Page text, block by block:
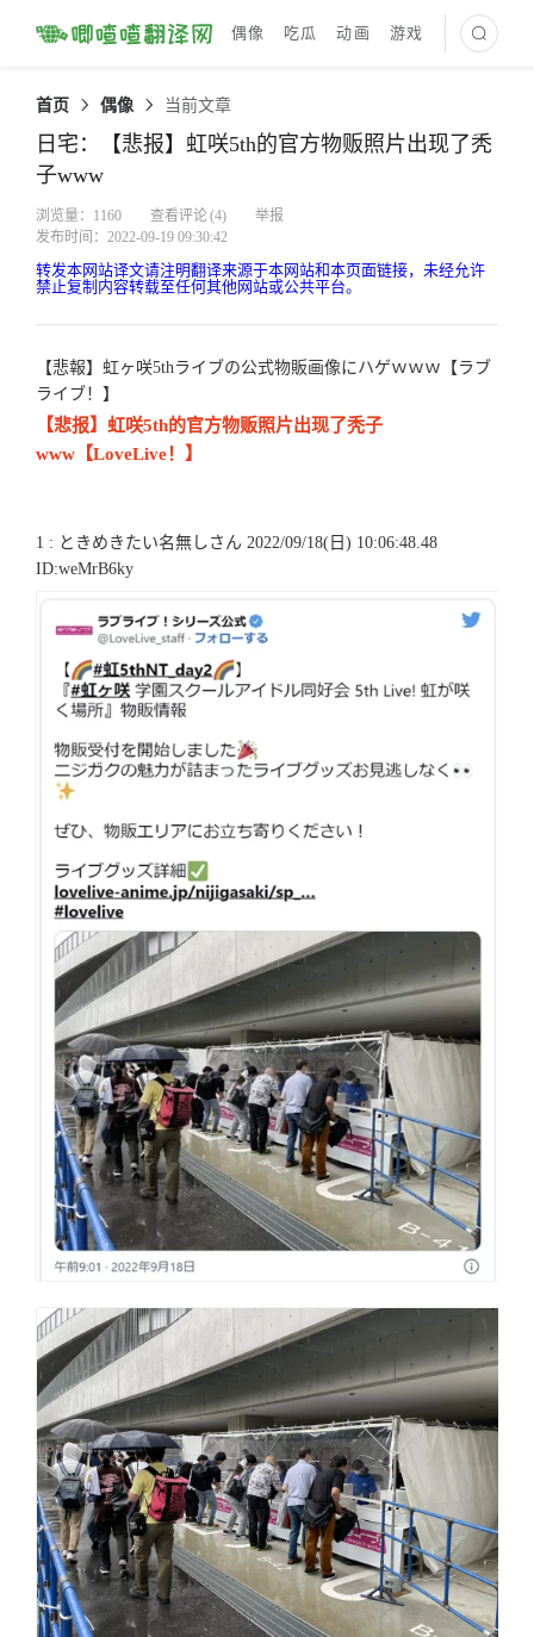
偶像 吃瓜 动画 游戏 最新译文
首页 偶像 当前文章
日宅：【悲报】虹咲5th的官方物贩照片出现了秃
子www
浏览量：1160 查看评论(4)
举报
发布时间：2022-09-19 09:30:42
转发本网站译文请注明翻译来源于本网站和本页面链接，未经允许
禁止复制内容转载至任何其他网站或公共平台。
【悲報】虹ヶ咲5thライブの公式物販画像にハゲｗｗｗ【ラブ
ライブ！】
【悲报】虹咲5th的官方物贩照片出现了秃子
www【LoveLive！】
1 : ときめきたい名無しさん 2022/09/18(日) 10:06:48.48
ID:weMrB6ky